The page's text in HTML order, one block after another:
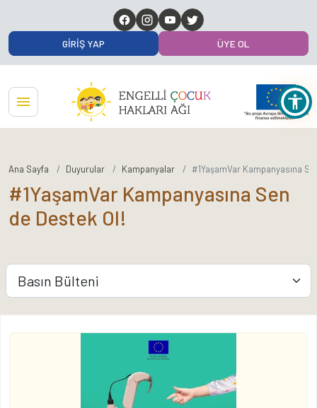
GIRIŞ YAP ÜYE OL
Ana Sayfa Duyurular Kampanyalar #1YaşamVar Kampanyasına
#1YaşamVar Kampanyasına Sen
de Destek Ol!